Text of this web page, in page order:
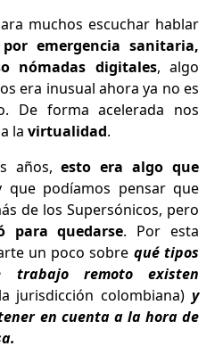
muchos escuchar hablar
emergencia sanitaria,
nómadas digitales, algo
era inusual ahora ya no es
De forma acelerada nos
la virtualidad.
años,esto era algo que
podíamos pensar que
de los Supersónicos, pero
para quedarse. Por esta
un poco sobre qué tipos
trabajo remoto existen
jurisdicción colombiana)y
en cuenta a la hora de